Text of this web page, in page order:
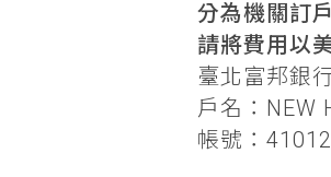
分為機關訂
請將費用以
臺北富邦銀
戶名：NEW
帳號：